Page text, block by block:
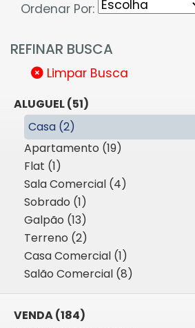
Ordenar Por:
REFINAR BUSCA
Limpar Busca
ALUGUEL (51)
Casa (2)
Apartamento (19)
Flat (1)
Sala Comercial (4)
Sobrado (1)
Galpão (13)
Terreno (2)
Casa Comercial (1)
Salão Comercial (8)
VENDA (184)